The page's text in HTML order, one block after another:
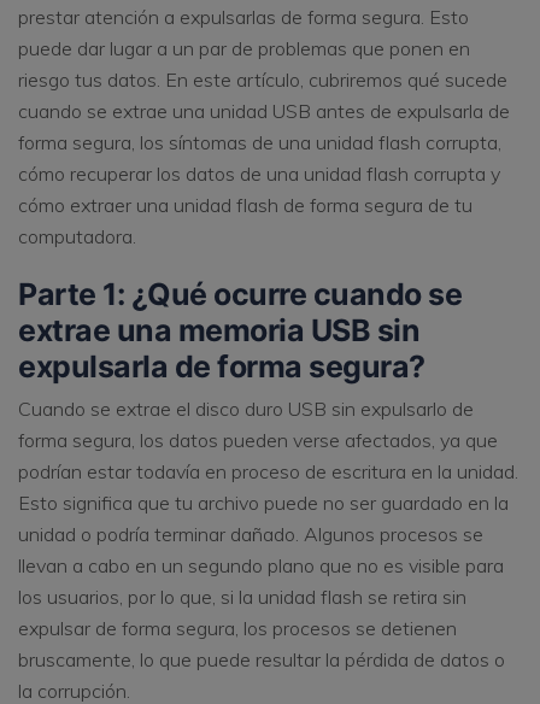
prestar atención a expulsarlas de forma segura. Esto
puede dar lugar a un par de problemas que ponen en
riesgo tus datos. En este artículo, cubriremos qué sucede
cuando se extrae una unidad USB antes de expulsarla de
forma segura, los síntomas de una unidad flash corrupta,
cómo recuperar los datos de una unidad flash corrupta y
cómo extraer una unidad flash de forma segura de tu
computadora.
Parte 1: ¿Qué ocurre cuando se
extrae una memoria USB sin
expulsarla de forma segura?
Cuando se extrae el disco duro USB sin expulsarlo de
forma segura, los datos pueden verse afectados, ya que
podrían estar todavía en proceso de escritura en la unidad.
Esto significa que tu archivo puede no ser guardado en la
unidad o podría terminar dañado. Algunos procesos se
llevan a cabo en un segundo plano que no es visible para
los usuarios, por lo que, si la unidad flash se retira sin
expulsar de forma segura, los procesos se detienen
bruscamente, lo que puede resultar la pérdida de datos o
la corrupción.